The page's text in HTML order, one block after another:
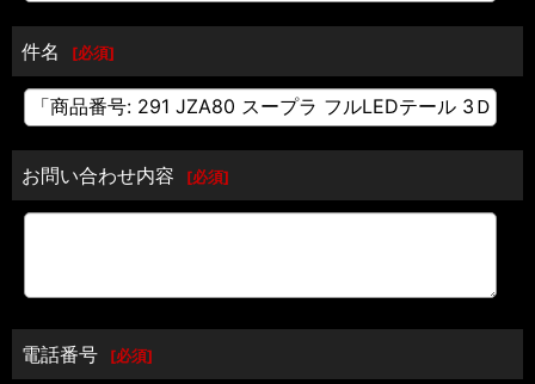
件名 [必須]
お問い合わせ内容 [必須]
電話番号 [必須]